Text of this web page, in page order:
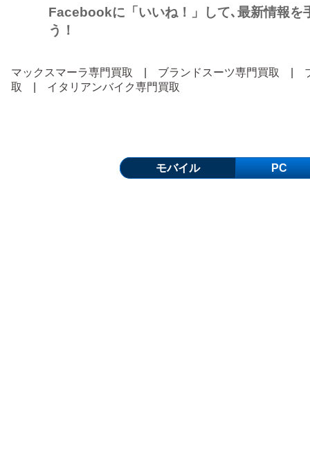
Facebookに「いいね！」して､最新情報を
う！
マックスマーラ専門買取 ブランドスーツ専門買取
取
イタリアンバイク専門買取
モバイル PC